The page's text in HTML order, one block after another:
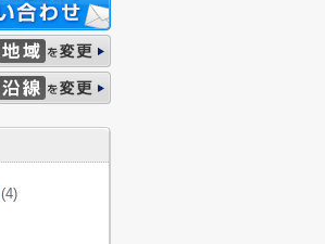
(4)